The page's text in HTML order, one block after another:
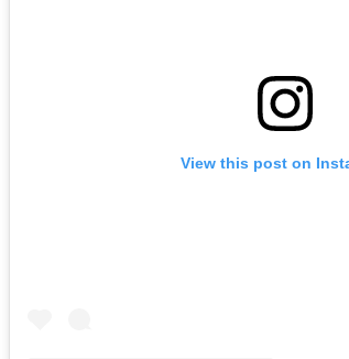
View this post on